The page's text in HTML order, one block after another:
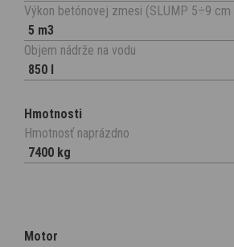
Výkon betónovej zmesi (SLUMP 5÷9 cm
5 m3
Objem nádrže na vodu
850 l
Hmotnosti
Hmotnosť naprázdno
7400 kg
Motor